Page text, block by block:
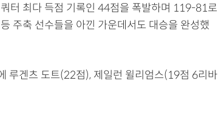
터 최다 득점 기록인 44점을 폭발하며 119-81로
주축 선수들을 아낀 가운데서도 대승을 완성했
루겐츠 도트(22점), 제일런 윌리엄스(19점 6리바